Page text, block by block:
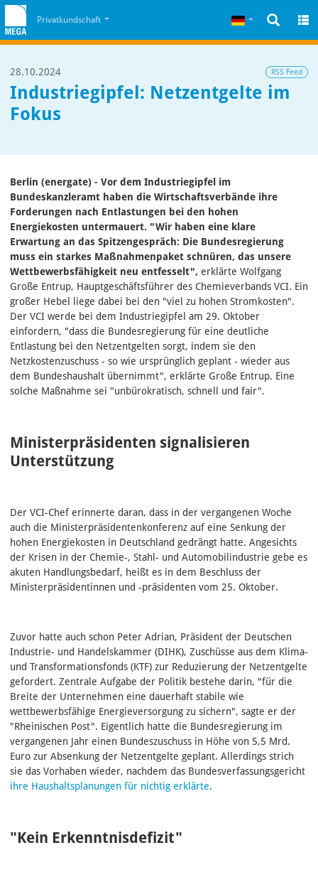
Zum Cookiehinweis
Privatkundschaft Deutsch
28.10.2024 RSS Feed
Industriegipfel: Netzentgelte im
Fokus
Berlin (energate) - Vor dem Industriegipfel im
Bundeskanzleramt haben die Wirtschaftsverbände ihre
Forderungen nach Entlastungen bei den hohen
Energiekosten untermauert. "Wir haben eine klare
Erwartung an das Spitzengespräch: Die Bundesregierung
muss ein starkes Maßnahmenpaket schnüren, das unsere
Wettbewerbsfähigkeit neu entfesselt", erklärte Wolfgang
Große Entrup, Hauptgeschäftsführer des Chemieverbands VCI. Ein
großer Hebel liege dabei bei den "viel zu hohen Stromkosten".
Der VCI werde bei dem Industriegipfel am 29. Oktober
einfordern, "dass die Bundesregierung für eine deutliche
Entlastung bei den Netzentgelten sorgt, indem sie den
Netzkostenzuschuss - so wie ursprünglich geplant - wieder aus
dem Bundeshaushalt übernimmt", erklärte Große Entrup. Eine
solche Maßnahme sei "unbürokratisch, schnell und fair".
Ministerpräsidenten signalisieren
Unterstützung
Der VCI-Chef erinnerte daran, dass in der vergangenen Woche
auch die Ministerpräsidentenkonferenz auf eine Senkung der
hohen Energiekosten in Deutschland gedrängt hatte. Angesichts
der Krisen in der Chemie-, Stahl- und Automobilindustrie gebe es
akuten Handlungsbedarf, heißt es in dem Beschluss der
Ministerpräsidentinnen und -präsidenten vom 25. Oktober.
Zuvor hatte auch schon Peter Adrian, Präsident der Deutschen
Industrie- und Handelskammer (DIHK), Zuschüsse aus dem Klima-
und Transformationsfonds (KTF) zur Reduzierung der Netzentgelte
gefordert. Zentrale Aufgabe der Politik bestehe darin, "für die
Breite der Unternehmen eine dauerhaft stabile wie
wettbewerbsfähige Energieversorgung zu sichern", sagte er der
"Rheinischen Post". Eigentlich hatte die Bundesregierung im
vergangenen Jahr einen Bundeszuschuss in Höhe von 5,5 Mrd.
Euro zur Absenkung der Netzentgelte geplant. Allerdings strich
sie das Vorhaben wieder, nachdem das Bundesverfassungsgericht
ihre Haushaltsplanungen für nichtig erklärte.
"Kein Erkenntnisdefizit"